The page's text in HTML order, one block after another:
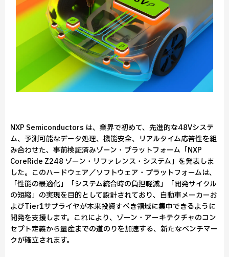
NXP Semiconductors は、業界で初めて、先進的な48Vシステ
ム、予測可能なデータ処理、機能安全、リアルタイム応答性を組
み合わせた、事前検証済みゾーン・プラットフォーム「NXP
CoreRide Z248 ゾーン・リファレンス・システム」を発表しま
した。このハードウェア／ソフトウェア・プラットフォームは、
「性能の最適化」「システム統合時の負担軽減」「開発サイクル
の短縮」の実現を目的として設計されており、自動車メーカーお
よびTier1サプライヤが本来投資すべき領域に集中できるように
開発を支援します。これにより、ゾーン・アーキテクチャのコン
セプト定義から量産までの道のりを加速する、新たなベンチマー
クが確立されます。